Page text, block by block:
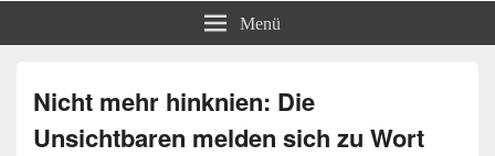
Menü
Nicht mehr hinknien: Die
Unsichtbaren melden sich zu Wort